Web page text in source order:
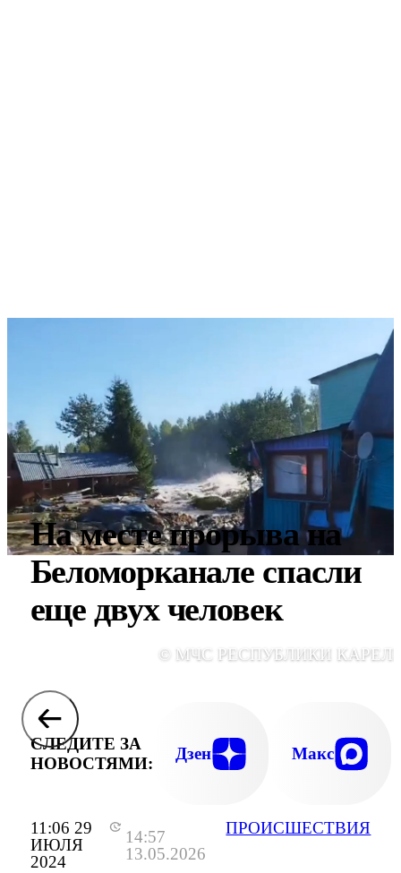
11:06 29
ИЮЛЯ
2024
14:57
13.05.2026
ПРОИСШЕСТВИЯ
На месте прорыва на
Беломорканале спасли
еще двух человек
© МЧС РЕСПУБЛИКИ
СЛЕДИТЕ ЗА
НОВОСТЯМИ:
Дзен Макс